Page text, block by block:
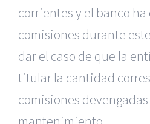
corrientes y el banco
comisiones durante
dar el caso de que la
titular la cantidad
comisiones